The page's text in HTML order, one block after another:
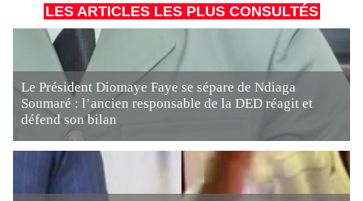
LES ARTICLES LES PLUS CONSULTÉS
Le Président Diomaye Faye se sépare de Ndiaga
Soumaré : l’ancien responsable de la DED réagit et
défend son bilan